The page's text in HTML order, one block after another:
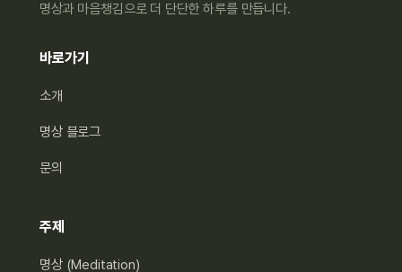
명상과 마음챙김으로 더 단단한 하루를 만듭니다.
바로가기
소개
명상 블로그
문의
주제
명상 (Meditation)